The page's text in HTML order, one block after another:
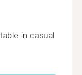
in casual